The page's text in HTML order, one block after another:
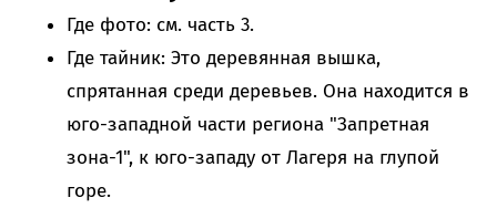
Где фото: см. часть 3.
Где тайник: Это деревянная вышка,
спрятанная среди деревьев. Она находится в
юго-западной части региона "Запретная
зона-1", к юго-западу от Лагеря на глупой
горе.